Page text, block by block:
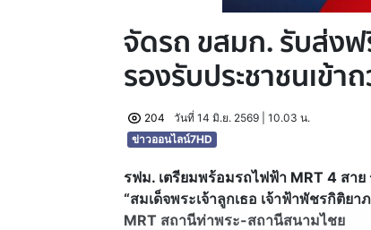
จัดรถ ขสมก. รับส่งฟ
รองรับประชาชนเข้า
204
วันที่ 14 มิ.ย. 2569 | 10.03 น.
ข่าวออนไลน์7HD
รฟม. เตรียมพร้อมรถไฟฟ้า MRT 4 สา
“สมเด็จพระเจ้าลูกเธอ เจ้าฟ้าพัชรกิติย
MRT สถานีท่าพระ-สถานีสนามไชย